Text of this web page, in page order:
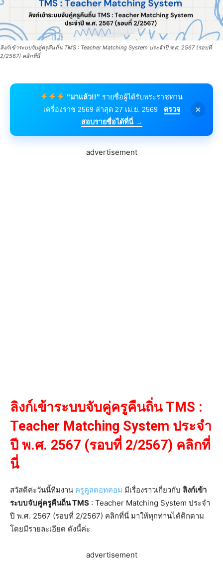
ลิงก์เข้าระบบจับคู่ครูคืนถิ่น TMS : Teacher Matching System ประจำปี พ.ศ. 2567 (รอบที่
2/2567) คลิกที่นี่
"มาแล้ว!!" รายชื่อผู้ได้รับพระราชทาน
เครื่องราช 2569 ล่าสุด 27 เม.ย. 2569
ตรวจ
สอบรายชื่อได้ที่นี่ →
×
advertisement
ลิงก์เข้าระบบจับคู่ครูคืนถิ่น TMS :
Teacher Matching System ประจำ
ปี พ.ศ. 2567 (รอบที่ 2/2567) คลิกที่
นี่
สวัสดีค่ะวันนี้ทีมงาน ครูคูลดอทคอม มีเรื่องราวเกี่ยวกับ ลิงก์เข้า
ระบบจับคู่ครูคืนถิ่น TMS : Teacher Matching System ประจำ
ปี พ.ศ. 2567 (รอบที่ 2/2567) คลิกที่นี่ มาให้ทุกท่านได้ติกตาม
โดยมีรายละเอียด ดังนี้ค่ะ
advertisement